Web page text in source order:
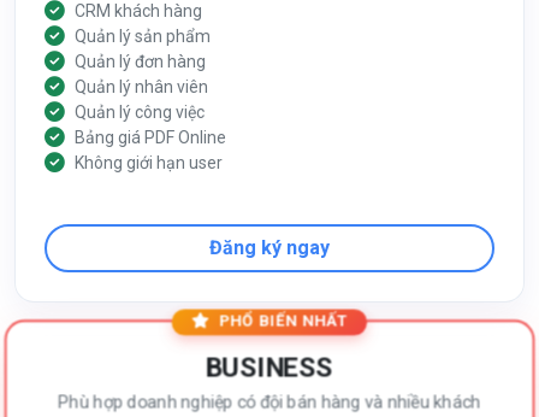
CRM khách hàng
Quản lý sản phẩm
Quản lý đơn hàng
Quản lý nhân viên
Quản lý công việc
Bảng giá PDF Online
Không giới hạn user
Đăng ký ngay
PHỔ BIẾN NHẤT
BUSINESS
Phù hợp doanh nghiệp có đội bán hàng và nhiều khách